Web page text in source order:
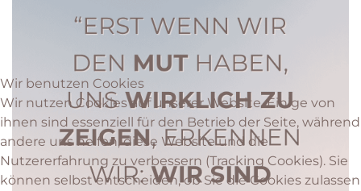
Wir benutzen Cookies
Wir nutzen Cookies auf unserer Website. Einige von
ihnen sind essenziell für den Betrieb der Seite, während
andere uns helfen, diese Website und die
Nutzererfahrung zu verbessern (Tracking Cookies). Sie
können selbst entscheiden, ob Sie die Cookies zulassen